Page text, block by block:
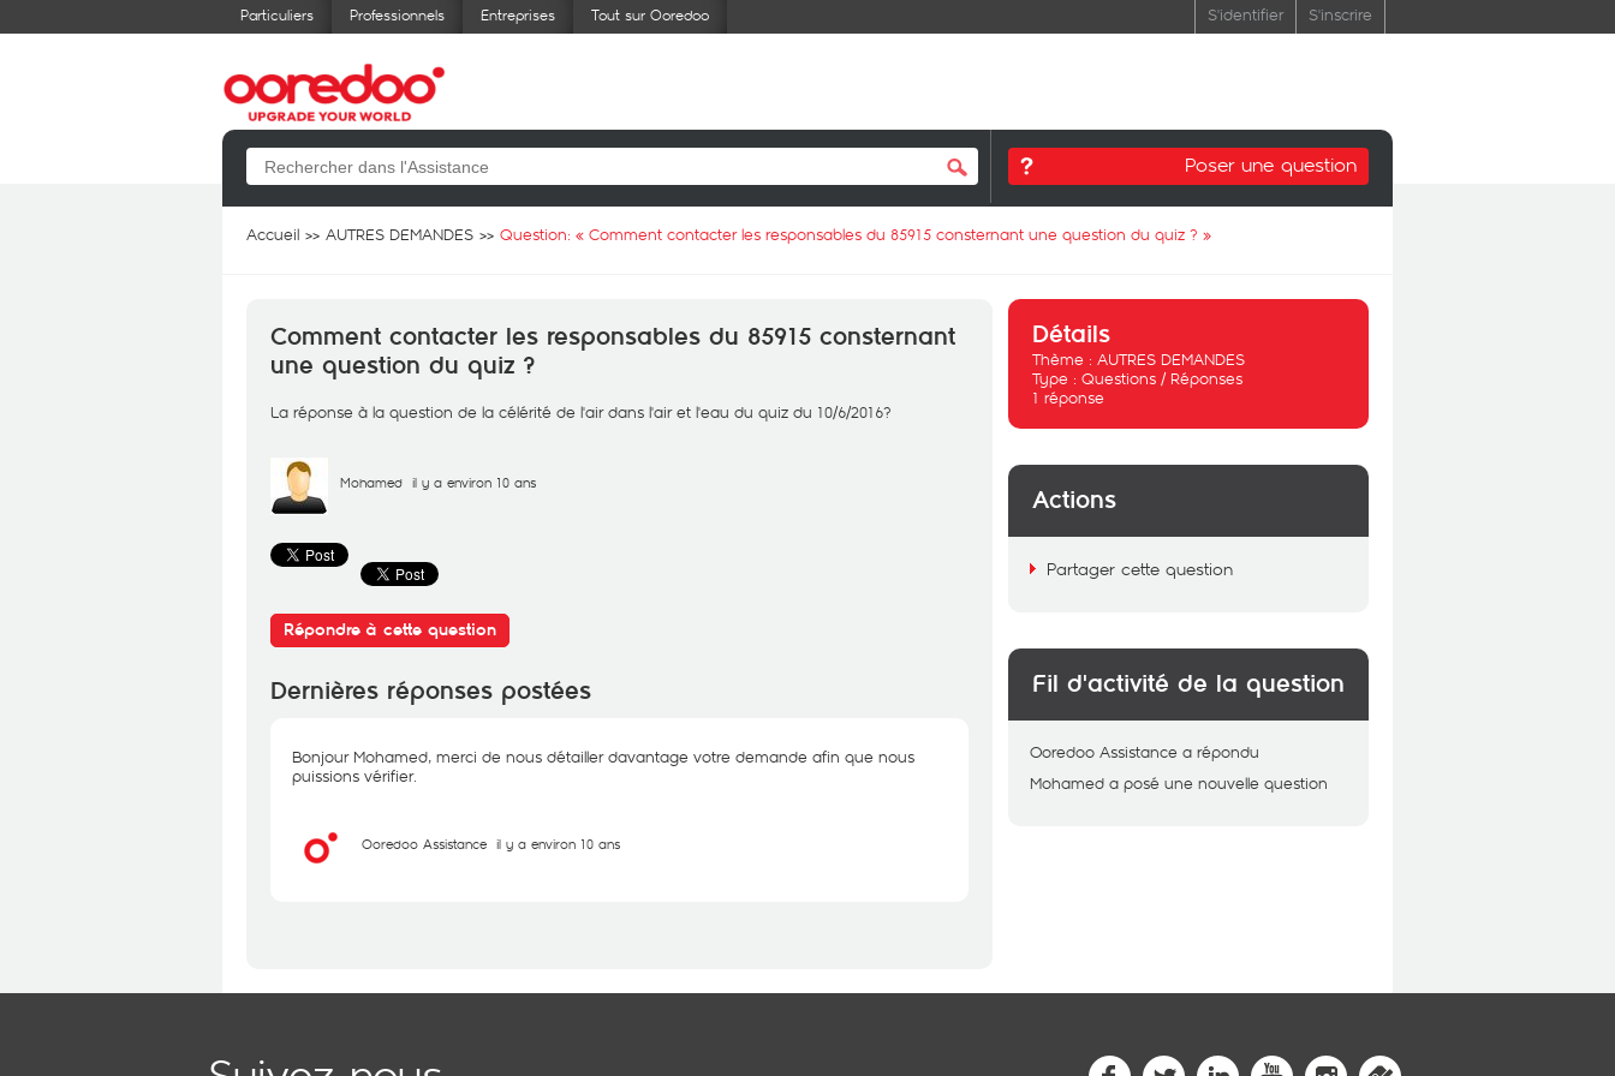
Particuliers Professionnels Entreprises Tout sur Ooredoo S'identifier S'inscrire
Poser une question
Accueil AUTRES DEMANDES Question: « Comment contacter les responsables du 85915 consternant une question du quiz ? »
Comment contacter les responsables du 85915 consternant
une question du quiz ?
La réponse à la question de la célérité de l'air dans l'air et l'eau du quiz du 10/6/2016?
Mohamed il y a environ 10 ans
Répondre à cette question
Dernières réponses postées
Bonjour Mohamed, merci de nous détailler davantage votre demande afin que nous
puissions vérifier.
Ooredoo Assistance il y a environ 10 ans
Détails
Thème : AUTRES DEMANDES
Type : Questions / Réponses
1 réponse
Actions
Partager cette question
Fil d'activité de la question
Ooredoo Assistance a répondu
Mohamed a posé une nouvelle question